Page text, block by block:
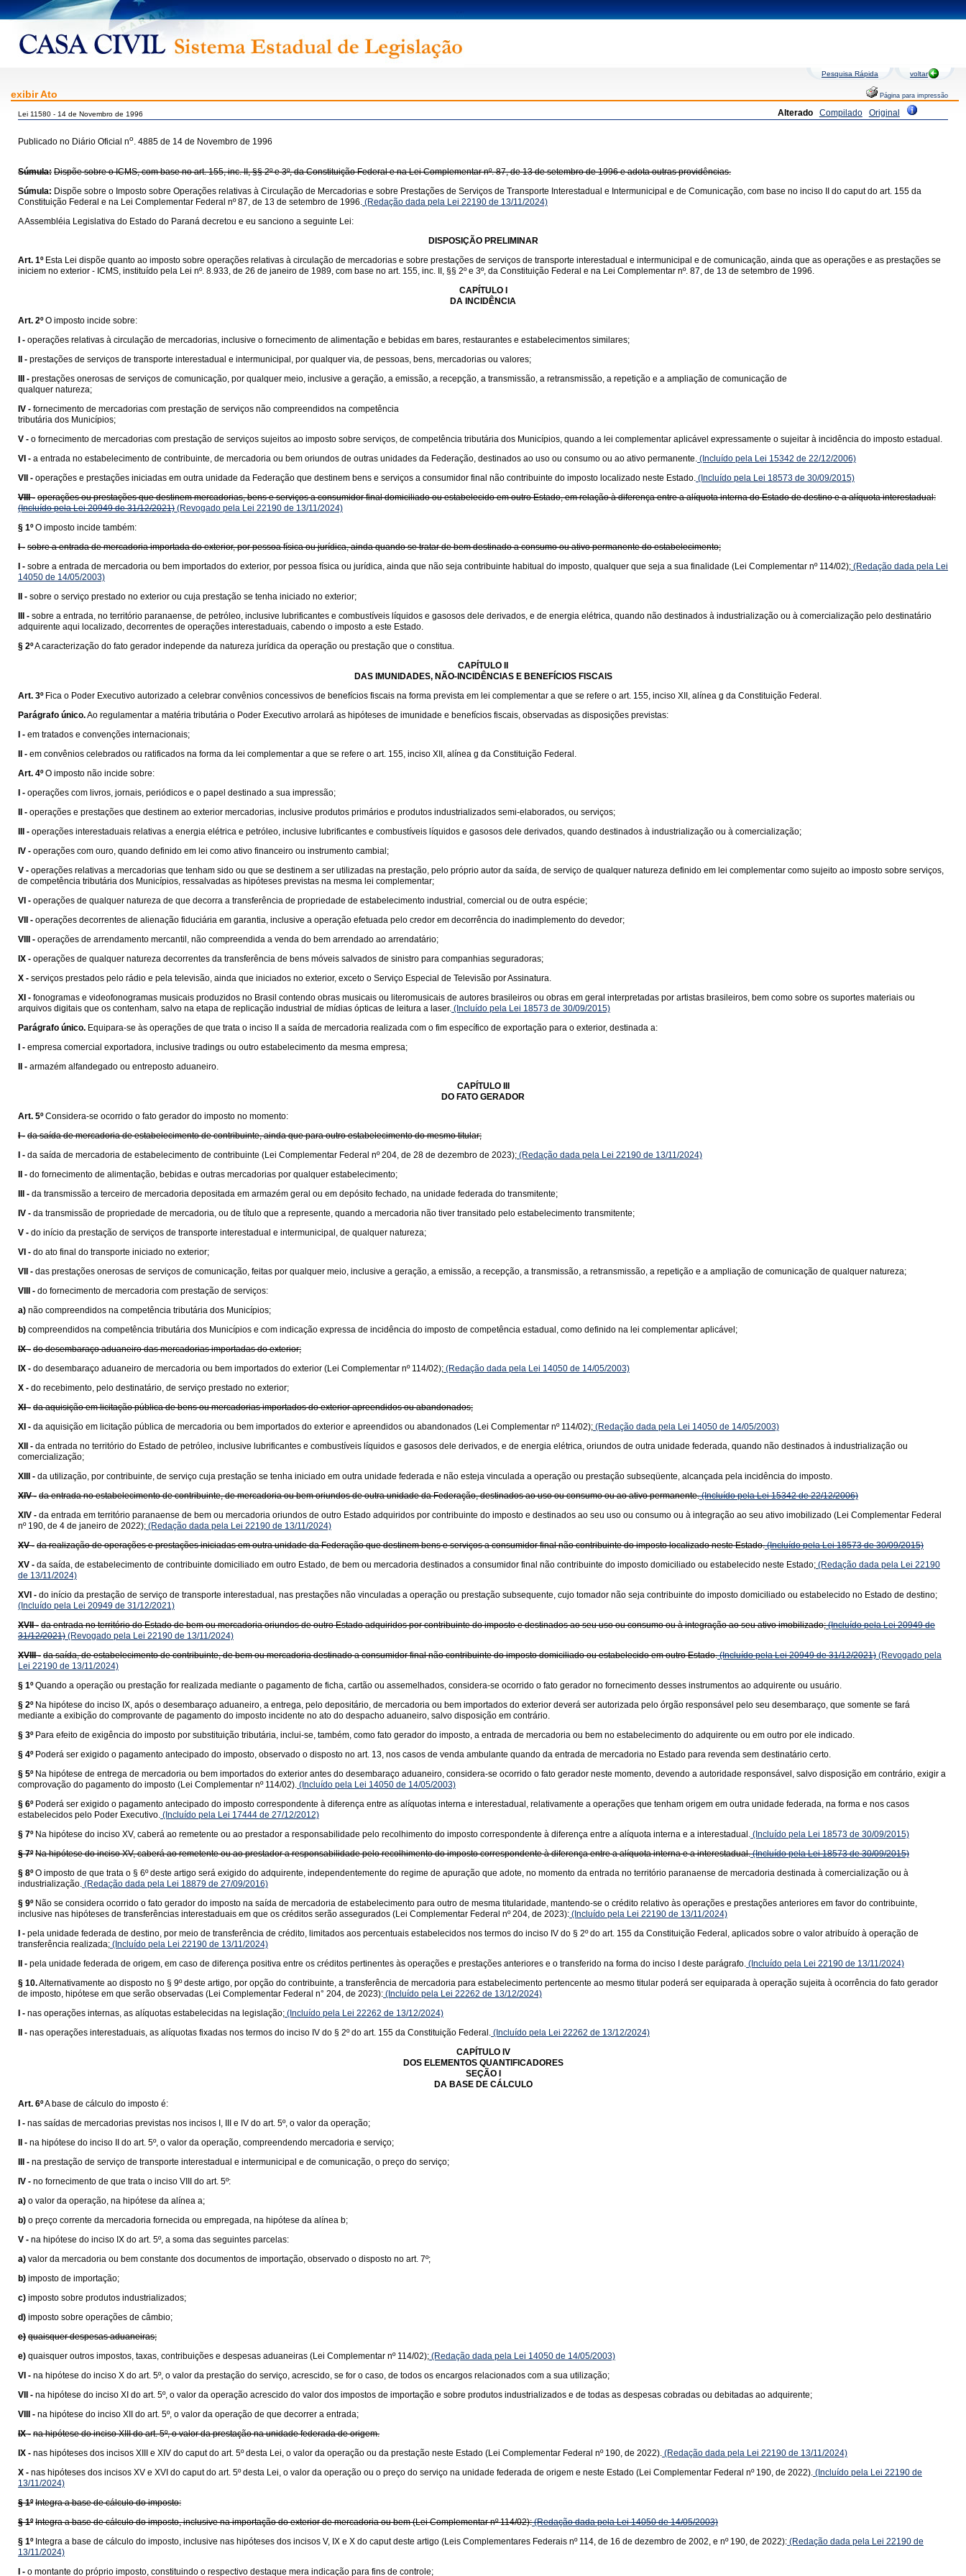
Pesquisa Rápida voltar
exibir Ato Página para impressão
Alterado Compilado Original
Lei 11580 - 14 de Novembro de 1996
Publicado no Diário Oficial no. 4885 de 14 de Novembro de 1996
Súmula: Dispõe sobre o ICMS, com base no art. 155, inc. II, §§ 2º e 3º, da Constituição Federal e na Lei Complementar nº. 87, de 13 de setembro de 1996 e adota outras providências.
Súmula: Dispõe sobre o Imposto sobre Operações relativas à Circulação de Mercadorias e sobre Prestações de Serviços de Transporte Interestadual e Intermunicipal e de Comunicação, com base no inciso II do caput do art. 155 da
Constituição Federal e na Lei Complementar Federal nº 87, de 13 de setembro de 1996. (Redação dada pela Lei 22190 de 13/11/2024)
A Assembléia Legislativa do Estado do Paraná decretou e eu sanciono a seguinte Lei:
DISPOSIÇÃO PRELIMINAR
Art. 1º Esta Lei dispõe quanto ao imposto sobre operações relativas à circulação de mercadorias e sobre prestações de serviços de transporte interestadual e intermunicipal e de comunicação, ainda que as operações e as prestações se
iniciem no exterior - ICMS, instituído pela Lei nº. 8.933, de 26 de janeiro de 1989, com base no art. 155, inc. II, §§ 2º e 3º, da Constituição Federal e na Lei Complementar nº. 87, de 13 de setembro de 1996.
CAPÍTULO I
DA INCIDÊNCIA
Art. 2º O imposto incide sobre:
I - operações relativas à circulação de mercadorias, inclusive o fornecimento de alimentação e bebidas em bares, restaurantes e estabelecimentos similares;
II - prestações de serviços de transporte interestadual e intermunicipal, por qualquer via, de pessoas, bens, mercadorias ou valores;
III - prestações onerosas de serviços de comunicação, por qualquer meio, inclusive a geração, a emissão, a recepção, a transmissão, a retransmissão, a repetição e a ampliação de comunicação de
qualquer natureza;
IV - fornecimento de mercadorias com prestação de serviços não compreendidos na competência
tributária dos Municípios;
V - o fornecimento de mercadorias com prestação de serviços sujeitos ao imposto sobre serviços, de competência tributária dos Municípios, quando a lei complementar aplicável expressamente o sujeitar à incidência do imposto estadual.
VI - a entrada no estabelecimento de contribuinte, de mercadoria ou bem oriundos de outras unidades da Federação, destinados ao uso ou consumo ou ao ativo permanente. (Incluído pela Lei 15342 de 22/12/2006)
VII - operações e prestações iniciadas em outra unidade da Federação que destinem bens e serviços a consumidor final não contribuinte do imposto localizado neste Estado. (Incluído pela Lei 18573 de 30/09/2015)
VIII - operações ou prestações que destinem mercadorias, bens e serviços a consumidor final domiciliado ou estabelecido em outro Estado, em relação à diferença entre a alíquota interna do Estado de destino e a alíquota interestadual:
(Incluído pela Lei 20949 de 31/12/2021) (Revogado pela Lei 22190 de 13/11/2024)
§ 1º O imposto incide também:
I - sobre a entrada de mercadoria importada do exterior, por pessoa física ou jurídica, ainda quando se tratar de bem destinado a consumo ou ativo permanente do estabelecimento;
I - sobre a entrada de mercadoria ou bem importados do exterior, por pessoa física ou jurídica, ainda que não seja contribuinte habitual do imposto, qualquer que seja a sua finalidade (Lei Complementar nº 114/02); (Redação dada pela Lei
14050 de 14/05/2003)
II - sobre o serviço prestado no exterior ou cuja prestação se tenha iniciado no exterior;
III - sobre a entrada, no território paranaense, de petróleo, inclusive lubrificantes e combustíveis líquidos e gasosos dele derivados, e de energia elétrica, quando não destinados à industrialização ou à comercialização pelo destinatário
adquirente aqui localizado, decorrentes de operações interestaduais, cabendo o imposto a este Estado.
§ 2ºA caracterização do fato gerador independe da natureza jurídica da operação ou prestação que o constitua.
CAPÍTULO II
DAS IMUNIDADES, NÃO-INCIDÊNCIAS E BENEFÍCIOS FISCAIS
Art. 3º Fica o Poder Executivo autorizado a celebrar convênios concessivos de benefícios fiscais na forma prevista em lei complementar a que se refere o art. 155, inciso XII, alínea g da Constituição Federal.
Parágrafo único.Ao regulamentar a matéria tributária o Poder Executivo arrolará as hipóteses de imunidade e benefícios fiscais, observadas as disposições previstas:
I - em tratados e convenções internacionais;
II - em convênios celebrados ou ratificados na forma da lei complementar a que se refere o art. 155, inciso XII, alínea g da Constituição Federal.
Art. 4º O imposto não incide sobre:
I - operações com livros, jornais, periódicos e o papel destinado a sua impressão;
II - operações e prestações que destinem ao exterior mercadorias, inclusive produtos primários e produtos industrializados semi-elaborados, ou serviços;
III - operações interestaduais relativas a energia elétrica e petróleo, inclusive lubrificantes e combustíveis líquidos e gasosos dele derivados, quando destinados à industrialização ou à comercialização;
IV - operações com ouro, quando definido em lei como ativo financeiro ou instrumento cambial;
V - operações relativas a mercadorias que tenham sido ou que se destinem a ser utilizadas na prestação, pelo próprio autor da saída, de serviço de qualquer natureza definido em lei complementar como sujeito ao imposto sobre serviços,
de competência tributária dos Municípios, ressalvadas as hipóteses previstas na mesma lei complementar;
VI - operações de qualquer natureza de que decorra a transferência de propriedade de estabelecimento industrial, comercial ou de outra espécie;
VII - operações decorrentes de alienação fiduciária em garantia, inclusive a operação efetuada pelo credor em decorrência do inadimplemento do devedor;
VIII - operações de arrendamento mercantil, não compreendida a venda do bem arrendado ao arrendatário;
IX - operações de qualquer natureza decorrentes da transferência de bens móveis salvados de sinistro para companhias seguradoras;
X - serviços prestados pelo rádio e pela televisão, ainda que iniciados no exterior, exceto o Serviço Especial de Televisão por Assinatura.
XI - fonogramas e videofonogramas musicais produzidos no Brasil contendo obras musicais ou literomusicais de autores brasileiros ou obras em geral interpretadas por artistas brasileiros, bem como sobre os suportes materiais ou
arquivos digitais que os contenham, salvo na etapa de replicação industrial de mídias ópticas de leitura a laser. (Incluído pela Lei 18573 de 30/09/2015)
Parágrafo único. Equipara-se às operações de que trata o inciso II a saída de mercadoria realizada com o fim específico de exportação para o exterior, destinada a:
I - empresa comercial exportadora, inclusive tradings ou outro estabelecimento da mesma empresa;
II - armazém alfandegado ou entreposto aduaneiro.
CAPÍTULO III
DO FATO GERADOR
Art. 5º Considera-se ocorrido o fato gerador do imposto no momento:
I - da saída de mercadoria de estabelecimento de contribuinte, ainda que para outro estabelecimento do mesmo titular;
I - da saída de mercadoria de estabelecimento de contribuinte (Lei Complementar Federal nº 204, de 28 de dezembro de 2023); (Redação dada pela Lei 22190 de 13/11/2024)
II - do fornecimento de alimentação, bebidas e outras mercadorias por qualquer estabelecimento;
III - da transmissão a terceiro de mercadoria depositada em armazém geral ou em depósito fechado, na unidade federada do transmitente;
IV - da transmissão de propriedade de mercadoria, ou de título que a represente, quando a mercadoria não tiver transitado pelo estabelecimento transmitente;
V - do início da prestação de serviços de transporte interestadual e intermunicipal, de qualquer natureza;
VI - do ato final do transporte iniciado no exterior;
VII - das prestações onerosas de serviços de comunicação, feitas por qualquer meio, inclusive a geração, a emissão, a recepção, a transmissão, a retransmissão, a repetição e a ampliação de comunicação de qualquer natureza;
VIII - do fornecimento de mercadoria com prestação de serviços:
a) não compreendidos na competência tributária dos Municípios;
b) compreendidos na competência tributária dos Municípios e com indicação expressa de incidência do imposto de competência estadual, como definido na lei complementar aplicável;
IX - do desembaraço aduaneiro das mercadorias importadas do exterior;
IX - do desembaraço aduaneiro de mercadoria ou bem importados do exterior (Lei Complementar nº 114/02); (Redação dada pela Lei 14050 de 14/05/2003)
X - do recebimento, pelo destinatário, de serviço prestado no exterior;
XI - da aquisição em licitação pública de bens ou mercadorias importados do exterior apreendidos ou abandonados;
XI - da aquisição em licitação pública de mercadoria ou bem importados do exterior e apreendidos ou abandonados (Lei Complementar nº 114/02); (Redação dada pela Lei 14050 de 14/05/2003)
XII - da entrada no território do Estado de petróleo, inclusive lubrificantes e combustíveis líquidos e gasosos dele derivados, e de energia elétrica, oriundos de outra unidade federada, quando não destinados à industrialização ou
comercialização;
XIII - da utilização, por contribuinte, de serviço cuja prestação se tenha iniciado em outra unidade federada e não esteja vinculada a operação ou prestação subseqüente, alcançada pela incidência do imposto.
XIV - da entrada no estabelecimento de contribuinte, de mercadoria ou bem oriundos de outra unidade da Federação, destinados ao uso ou consumo ou ao ativo permanente.(Incluído pela Lei 15342 de 22/12/2006)
XIV - da entrada em território paranaense de bem ou mercadoria oriundos de outro Estado adquiridos por contribuinte do imposto e destinados ao seu uso ou consumo ou à integração ao seu ativo imobilizado (Lei Complementar Federal
nº 190, de 4 de janeiro de 2022); (Redação dada pela Lei 22190 de 13/11/2024)
XV - da realização de operações e prestações iniciadas em outra unidade da Federação que destinem bens e serviços a consumidor final não contribuinte do imposto localizado neste Estado.(Incluído pela Lei 18573 de 30/09/2015)
XV - da saída, de estabelecimento de contribuinte domiciliado em outro Estado, de bem ou mercadoria destinados a consumidor final não contribuinte do imposto domiciliado ou estabelecido neste Estado; (Redação dada pela Lei 22190
de 13/11/2024)
XVI - do início da prestação de serviço de transporte interestadual, nas prestações não vinculadas a operação ou prestação subsequente, cujo tomador não seja contribuinte do imposto domiciliado ou estabelecido no Estado de destino;
(Incluído pela Lei 20949 de 31/12/2021)
XVII - da entrada no território do Estado de bem ou mercadoria oriundos de outro Estado adquiridos por contribuinte do imposto e destinados ao seu uso ou consumo ou à integração ao seu ativo imobilizado;(Incluído pela Lei 20949 de
31/12/2021) (Revogado pela Lei 22190 de 13/11/2024)
XVIII - da saída, de estabelecimento de contribuinte, de bem ou mercadoria destinado a consumidor final não contribuinte do imposto domiciliado ou estabelecido em outro Estado.(Incluído pela Lei 20949 de 31/12/2021) (Revogado pela
Lei 22190 de 13/11/2024)
§ 1º Quando a operação ou prestação for realizada mediante o pagamento de ficha, cartão ou assemelhados, considera-se ocorrido o fato gerador no fornecimento desses instrumentos ao adquirente ou usuário.
§ 2º Na hipótese do inciso IX, após o desembaraço aduaneiro, a entrega, pelo depositário, de mercadoria ou bem importados do exterior deverá ser autorizada pelo órgão responsável pelo seu desembaraço, que somente se fará
mediante a exibição do comprovante de pagamento do imposto incidente no ato do despacho aduaneiro, salvo disposição em contrário.
§ 3º Para efeito de exigência do imposto por substituição tributária, inclui-se, também, como fato gerador do imposto, a entrada de mercadoria ou bem no estabelecimento do adquirente ou em outro por ele indicado.
§ 4º Poderá ser exigido o pagamento antecipado do imposto, observado o disposto no art. 13, nos casos de venda ambulante quando da entrada de mercadoria no Estado para revenda sem destinatário certo.
§ 5º Na hipótese de entrega de mercadoria ou bem importados do exterior antes do desembaraço aduaneiro, considera-se ocorrido o fato gerador neste momento, devendo a autoridade responsável, salvo disposição em contrário, exigir a
comprovação do pagamento do imposto (Lei Complementar nº 114/02). (Incluído pela Lei 14050 de 14/05/2003)
§ 6º Poderá ser exigido o pagamento antecipado do imposto correspondente à diferença entre as alíquotas interna e interestadual, relativamente a operações que tenham origem em outra unidade federada, na forma e nos casos
estabelecidos pelo Poder Executivo. (Incluído pela Lei 17444 de 27/12/2012)
§ 7º Na hipótese do inciso XV, caberá ao remetente ou ao prestador a responsabilidade pelo recolhimento do imposto correspondente à diferença entre a alíquota interna e a interestadual. (Incluído pela Lei 18573 de 30/09/2015)
§ 7º Na hipótese do inciso XV, caberá ao remetente ou ao prestador a responsabilidade pelo recolhimento do imposto correspondente à diferença entre a alíquota interna e a interestadual.(Incluído pela Lei 18573 de 30/09/2015)
§ 8º O imposto de que trata o § 6º deste artigo será exigido do adquirente, independentemente do regime de apuração que adote, no momento da entrada no território paranaense de mercadoria destinada à comercialização ou à
industrialização. (Redação dada pela Lei 18879 de 27/09/2016)
§ 9º Não se considera ocorrido o fato gerador do imposto na saída de mercadoria de estabelecimento para outro de mesma titularidade, mantendo-se o crédito relativo às operações e prestações anteriores em favor do contribuinte,
inclusive nas hipóteses de transferências interestaduais em que os créditos serão assegurados (Lei Complementar Federal nº 204, de 2023): (Incluído pela Lei 22190 de 13/11/2024)
I - pela unidade federada de destino, por meio de transferência de crédito, limitados aos percentuais estabelecidos nos termos do inciso IV do § 2º do art. 155 da Constituição Federal, aplicados sobre o valor atribuído à operação de
transferência realizada; (Incluído pela Lei 22190 de 13/11/2024)
II - pela unidade federada de origem, em caso de diferença positiva entre os créditos pertinentes às operações e prestações anteriores e o transferido na forma do inciso I deste parágrafo. (Incluído pela Lei 22190 de 13/11/2024)
§ 10.Alternativamente ao disposto no § 9º deste artigo, por opção do contribuinte, a transferência de mercadoria para estabelecimento pertencente ao mesmo titular poderá ser equiparada à operação sujeita à ocorrência do fato gerador
de imposto, hipótese em que serão observadas (Lei Complementar Federal n° 204, de 2023): (Incluído pela Lei 22262 de 13/12/2024)
I - nas operações internas, as alíquotas estabelecidas na legislação; (Incluído pela Lei 22262 de 13/12/2024)
II - nas operações interestaduais, as alíquotas fixadas nos termos do inciso IV do § 2º do art. 155 da Constituição Federal. (Incluído pela Lei 22262 de 13/12/2024)
CAPÍTULO IV
DOS ELEMENTOS QUANTIFICADORES
SEÇÃO I
DA BASE DE CÁLCULO
Art. 6ºA base de cálculo do imposto é:
I - nas saídas de mercadorias previstas nos incisos I, III e IV do art. 5º, o valor da operação;
II - na hipótese do inciso II do art. 5º, o valor da operação, compreendendo mercadoria e serviço;
III - na prestação de serviço de transporte interestadual e intermunicipal e de comunicação, o preço do serviço;
IV - no fornecimento de que trata o inciso VIII do art. 5º:
a) o valor da operação, na hipótese da alínea a;
b) o preço corrente da mercadoria fornecida ou empregada, na hipótese da alínea b;
V - na hipótese do inciso IX do art. 5º, a soma das seguintes parcelas:
a) valor da mercadoria ou bem constante dos documentos de importação, observado o disposto no art. 7º;
b) imposto de importação;
c) imposto sobre produtos industrializados;
d) imposto sobre operações de câmbio;
e) quaisquer despesas aduaneiras;
e) quaisquer outros impostos, taxas, contribuições e despesas aduaneiras (Lei Complementar nº 114/02); (Redação dada pela Lei 14050 de 14/05/2003)
VI - na hipótese do inciso X do art. 5º, o valor da prestação do serviço, acrescido, se for o caso, de todos os encargos relacionados com a sua utilização;
VII - na hipótese do inciso XI do art. 5º, o valor da operação acrescido do valor dos impostos de importação e sobre produtos industrializados e de todas as despesas cobradas ou debitadas ao adquirente;
VIII - na hipótese do inciso XII do art. 5º, o valor da operação de que decorrer a entrada;
IX - na hipótese do inciso XIII do art. 5º, o valor da prestação na unidade federada de origem.
IX - nas hipóteses dos incisos XIII e XIV do caput do art. 5º desta Lei, o valor da operação ou da prestação neste Estado (Lei Complementar Federal nº 190, de 2022). (Redação dada pela Lei 22190 de 13/11/2024)
X - nas hipóteses dos incisos XV e XVI do caput do art. 5º desta Lei, o valor da operação ou o preço do serviço na unidade federada de origem e neste Estado (Lei Complementar Federal nº 190, de 2022). (Incluído pela Lei 22190 de
13/11/2024)
§ 1º Integra a base de cálculo do imposto:
§ 1º Integra a base de cálculo do imposto, inclusive na importação do exterior de mercadoria ou bem (Lei Complementar nº 114/02):(Redação dada pela Lei 14050 de 14/05/2003)
§ 1º Integra a base de cálculo do imposto, inclusive nas hipóteses dos incisos V, IX e X do caput deste artigo (Leis Complementares Federais nº 114, de 16 de dezembro de 2002, e nº 190, de 2022): (Redação dada pela Lei 22190 de
13/11/2024)
I - o montante do próprio imposto, constituindo o respectivo destaque mera indicação para fins de controle;